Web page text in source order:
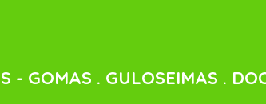
- GOMAS . GULOSEIMAS .